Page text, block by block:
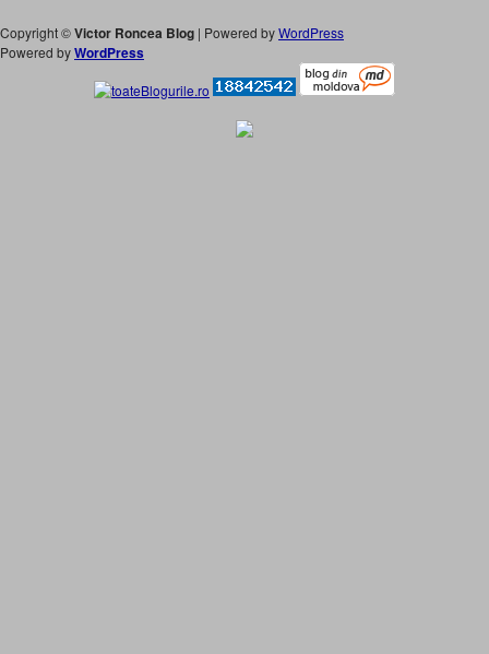
Copyright ©Victor Roncea Blog | Powered byWordPress
Powered byWordPress